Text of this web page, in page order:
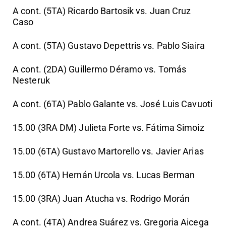
A cont. (5TA) Ricardo Bartosik vs. Juan Cruz
Caso
A cont. (5TA) Gustavo Depettris vs. Pablo Siaira
A cont. (2DA) Guillermo Déramo vs. Tomás
Nesteruk
A cont. (6TA) Pablo Galante vs. José Luis Cavuoti
15.00 (3RA DM) Julieta Forte vs. Fátima Simoiz
15.00 (6TA) Gustavo Martorello vs. Javier Arias
15.00 (6TA) Hernán Urcola vs. Lucas Berman
15.00 (3RA) Juan Atucha vs. Rodrigo Morán
A cont. (4TA) Andrea Suárez vs. Gregoria Aicega